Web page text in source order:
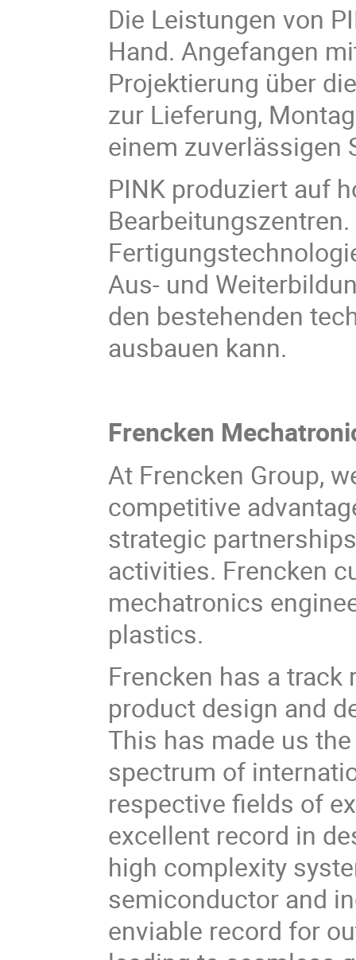
Die Leistungen von
Hand. Angefangen
Projektierung über
zur Lieferung,
einem zuverlässigen
PINK produziert auf
Aus- und
den bestehenden
ausbauen kann.
Frencken
At Frencken Group,
competitive
strategic
activities. Frencken
mechatronics
plastics.
Frencken has a
product design and
This has made us
spectrum of
respective fields of
excellent record in
high complexity
semiconductor and
enviable record for